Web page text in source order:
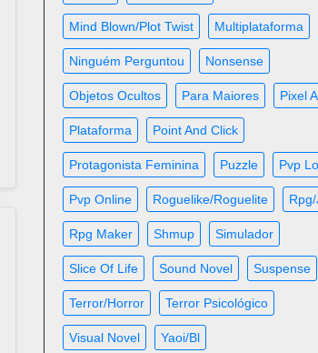
Mind Blown/plot Twist Multiplataforma
Ninguém Perguntou Nonsense
Objetos Ocultos Para Maiores Pixel
Plataforma Point And Click
Protagonista Feminina Puzzle Pvp
Pvp Online Roguelike/roguelite
Rpg Maker Shmup Simulador
Slice Of Life Sound Novel Suspense
Terror/horror Terror Psicológico
Visual Novel Yaoi/bl